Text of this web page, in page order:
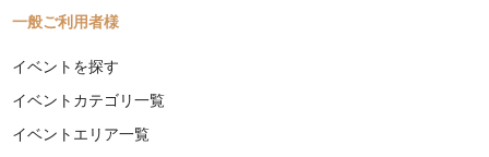
一般ご利用者様
イベントを探す
イベントカテゴリ一覧
イベントエリア一覧